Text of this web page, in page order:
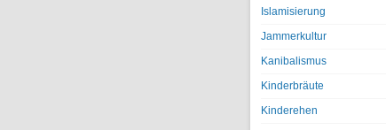
Islamisierung
Jammerkultur
Kanibalismus
Kinderbräute
Kinderehen